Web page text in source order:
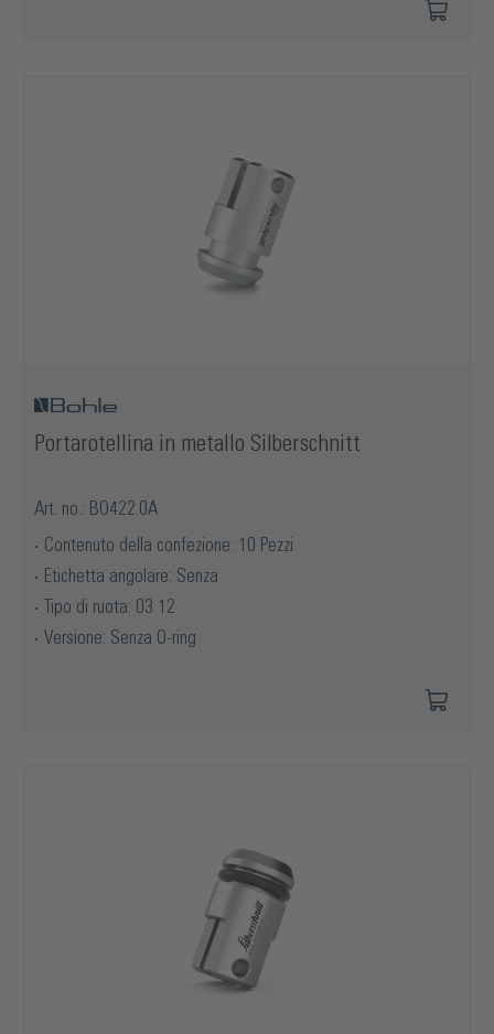
Portarotellina in metallo Silberschnitt
Art. no.: BO422.0A
Contenuto della confezione: 10 Pezzi
Etichetta angolare: Senza
Tipo di ruota: 03 12
Versione: Senza O-ring